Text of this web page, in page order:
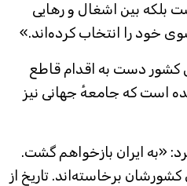
بلکه بین اشغال و رهایی
خود را انتخاب کرده‌اند.»
کشور دست به اقدام قاطع
است که جامعهٔ جهانی نیز
«به ایران بازخواهم گشت.
برخاسته‌اند. تاریخ از